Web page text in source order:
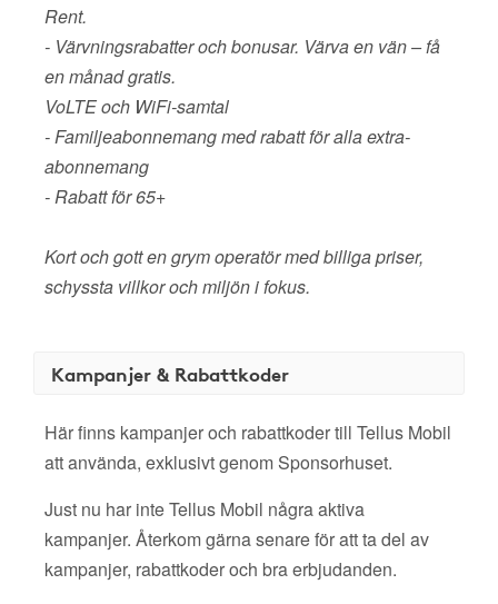
Rent.
- Värvningsrabatter och bonusar. Värva en vän – få
en månad gratis.
VoLTE och WiFi-samtal
- Familjeabonnemang med rabatt för alla extra-
abonnemang
- Rabatt för 65+
Kort och gott en grym operatör med billiga priser,
schyssta villkor och miljön i fokus.
Kampanjer & Rabattkoder
Här finns kampanjer och rabattkoder till Tellus Mobil
att använda, exklusivt genom Sponsorhuset.
Just nu har inte Tellus Mobil några aktiva
kampanjer. Återkom gärna senare för att ta del av
kampanjer, rabattkoder och bra erbjudanden.